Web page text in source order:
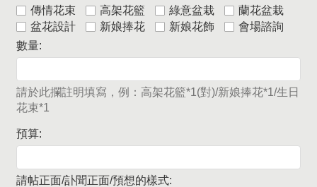
傳情花束
高架花籃 綠意盆栽
蘭花盆栽
盆花設計
新娘捧花 新娘花飾
會場諮詢
數量:
請於此攔註明填寫，例：高架花籃*1(對)/新娘捧花*1/生日
花束*1
預算:
請帖正面/訃聞正面/預想的樣式: